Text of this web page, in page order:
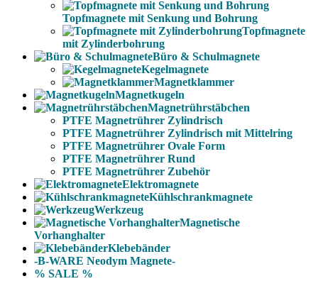
Topfmagnete mit Senkung und Bohrung
Topfmagnete
mit Zylinderbohrung
Büro & Schulmagnete
Kegelmagnete
Magnetklammer
Magnetkugeln
Magnetrührstäbchen
PTFE Magnetrührer Zylindrisch
PTFE Magnetrührer Zylindrisch mit Mittelring
PTFE Magnetrührer Ovale Form
PTFE Magnetrührer Rund
PTFE Magnetrührer Zubehör
Elektromagnete
Kühlschrankmagnete
Werkzeug
Magnetische
Vorhanghalter
Klebebänder
-B-WARE Neodym Magnete-
% SALE %